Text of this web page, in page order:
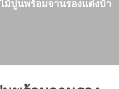
ม้ปูนพร้อมจานรองแต่งบ้า